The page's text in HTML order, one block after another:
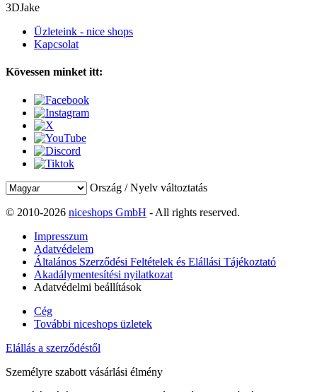
3DJake
Üzleteink - nice shops
Kapcsolat
Kövessen minket itt:
Ország / Nyelv változtatás
© 2010-2026 niceshops GmbH - All rights reserved.
Impresszum
Adatvédelem
Általános Szerződési Feltételek és Elállási Tájékoztató
Akadálymentesítési nyilatkozat
Adatvédelmi beállítások
Cég
További niceshops üzletek
Elállás a szerződéstől
Személyre szabott vásárlási élmény